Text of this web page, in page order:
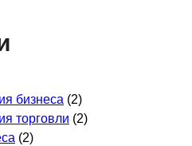
бизнеса (2)
торговли (2)
(2)